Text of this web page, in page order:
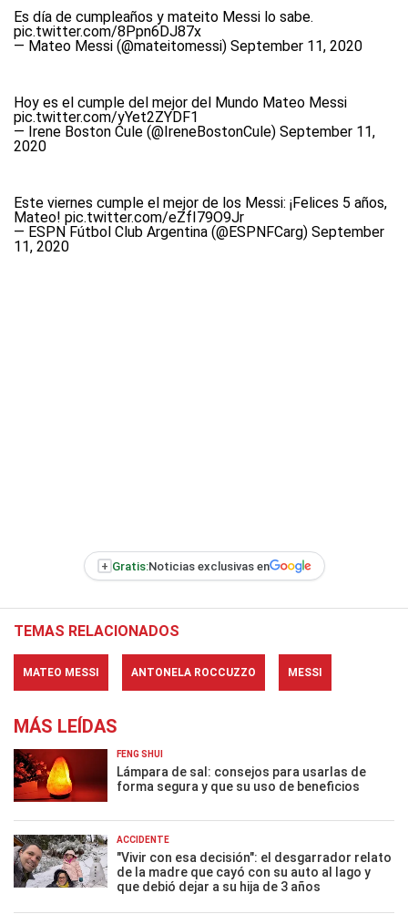
Es día de cumpleaños y mateito Messi lo sabe.
pic.twitter.com/8Ppn6DJ87x
— Mateo Messi (@mateitomessi) September 11, 2020
Hoy es el cumple del mejor del Mundo Mateo Messi
pic.twitter.com/yYet2ZYDF1
— Irene Boston Cule (@IreneBostonCule) September 11,
2020
Este viernes cumple el mejor de los Messi: ¡Felices 5 años,
Mateo! pic.twitter.com/eZfI79O9Jr
— ESPN Fútbol Club Argentina (@ESPNFCarg) September
11, 2020
+ Gratis:Noticias exclusivas en
TEMAS RELACIONADOS
MATEO MESSI ANTONELA ROCCUZZO MESSI
MÁS LEÍDAS
FENG SHUI
Lámpara de sal: consejos para usarlas de
forma segura y que su uso de beneficios
ACCIDENTE
"Vivir con esa decisión": el desgarrador relato
de la madre que cayó con su auto al lago y
que debió dejar a su hija de 3 años